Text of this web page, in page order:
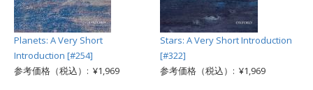
Planets: A Very Short
Introduction [#254]
参考価格（税込）: ¥1,969
Stars: A Very Short Introduction
[#322]
参考価格（税込）: ¥1,969